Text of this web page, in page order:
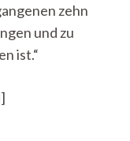
zehn
und zu
ist.“